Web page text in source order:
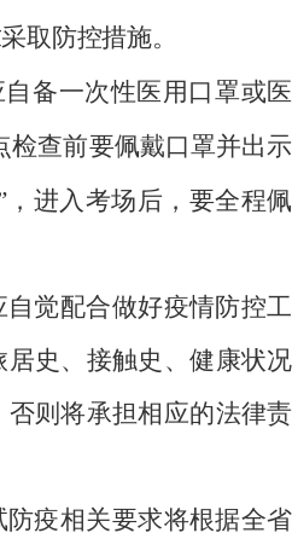
取防控措施。
自备一次性医用口罩或医
检查前要佩戴口罩并出示
进入考场后，要全程佩
自觉配合做好疫情防控工
史、接触史、健康状况
则将承担相应的法律责
防疫相关要求将根据全省